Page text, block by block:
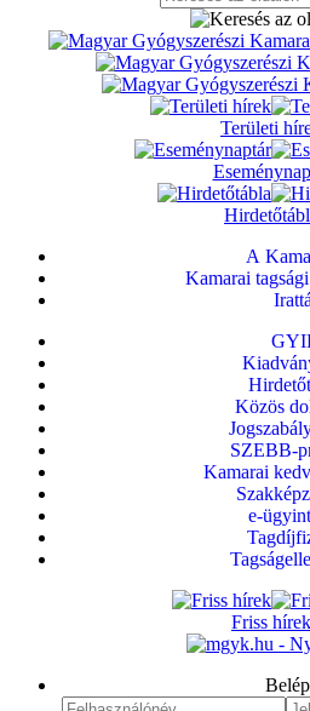
Területi
A
Kamarai
Közös
SZEBB-
Kamarai
e-
Friss hírek